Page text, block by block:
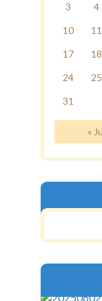
3
4
10
11
17
18
24
25
31
«